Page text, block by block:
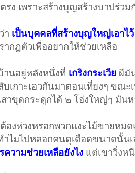
รง เพราะสร้างบุญสร้างบาปร่วม
า เป็นบุคคลที่สร้างบุญใหญ่เอาไว้
กฏตัวเพื่ออยากให้ช่วยเหลือ
านอยู่หลังหนึ่งที่ เกริงกระเวีย ผีมั
เกาะเอวกันมาตอนเที่ยงๆ ขณ
สาขุดกระดูกได้ ๒ โอ่งใหญ่ๆ มัน
องห่วงหรอกพวกแงะไม้ขายห
ำไมไปหลอกคนดุเดือดขนาดนั้น
ความช่วยเหลือยังไง แต่เขาวิ่งห